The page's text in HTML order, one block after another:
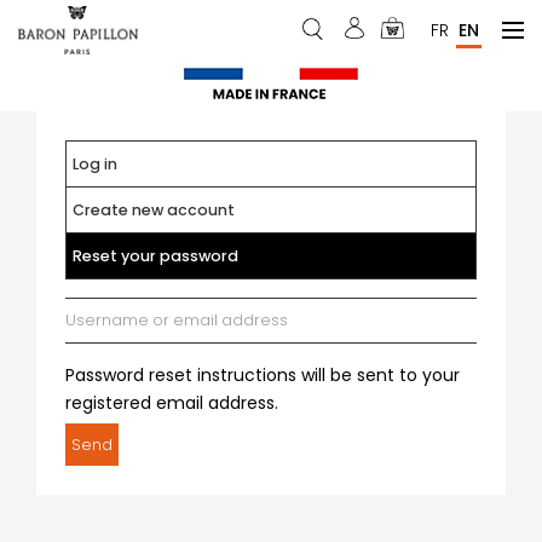
to
Menu
du
l'utilisateur
FR EN
Primary
tabs
Log in
Create new account
Reset your password
tab)
Email
Password reset instructions will be sent to your
registered email address.
Send